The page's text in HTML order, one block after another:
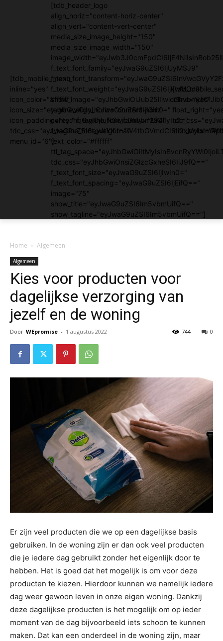
[tdb_mobile_menu
inline="yes"
icon_color="#ffffff"
icon_size="eyJhbGwiOjIyLCJwaG9uZSI6IjI3In0="
icon_padding="eyJhbGwiOjIuNSwicGhvbmUiOiIyIn0="
menu_id="6"]
[tdb_header_logo
align_horiz="content-horiz-center"
align_vert="content-vert-center"
media_size_image_height="150"
media_size_image_width="150"
f_text_font_family="eyJwaG9uZSI6IjUyMSJ9"
f_text_font_weight="eyJwaG9uZSI6IjkwMCJ9"
tagline_align_horiz="content-horiz-
center" f_tagline_font_family="394"
f_tagline_font_weight=""
text_color="#ffffff"
tdc_css="eyJhbGwiOnsiZGlzcGxheSI6IiJ9fQ=="
f_text_font_size="eyJwaG9uZSI6IjIwIn0="
f_text_font_spacing="eyJwaG9uZSI6IjEifQ=="
image="75"
show_title="eyJwaG9uZSI6Im5vbmUifQ=="
show_tagline="eyJwaG9uZSI6Im5vbmUifQ=="]
inline="yes"
Home Algemeen
Algemeen
Kies voor producten voor
dagelijkse verzorging van
jezelf en de woning
Door WEpromise - 1 augustus 2022 0
744
Er zijn veel producten die we op een dagelijkse basis
gebruiken. In de woning zijn er dan ook veel producten
die je iedere dag gebruikt zonder het eigenlijk door te
hebben. Het is goed dat het mogelijk is om voor deze
producten te kiezen. Hierdoor kunnen we namelijk iedere
dag weer gewoon leven in onze eigen woning. Dankzij
deze dagelijkse producten is het mogelijk om op ieder
moment van de dag bijvoorbeeld iets schoon te kunnen
maken. Dat kan een onderdeel in de woning zijn, maar